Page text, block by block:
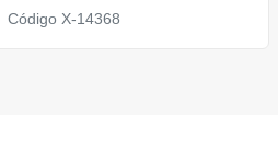
Código X-14368